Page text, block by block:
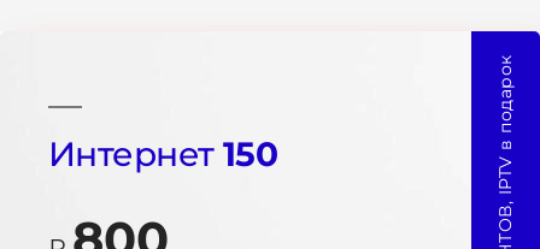
Интернет 150